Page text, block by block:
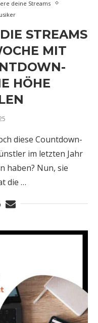
deine Streams
STREAMS
MIT
HÖHE
diese Countdown-
im letzten Jahr
haben? Nun, sie
die …